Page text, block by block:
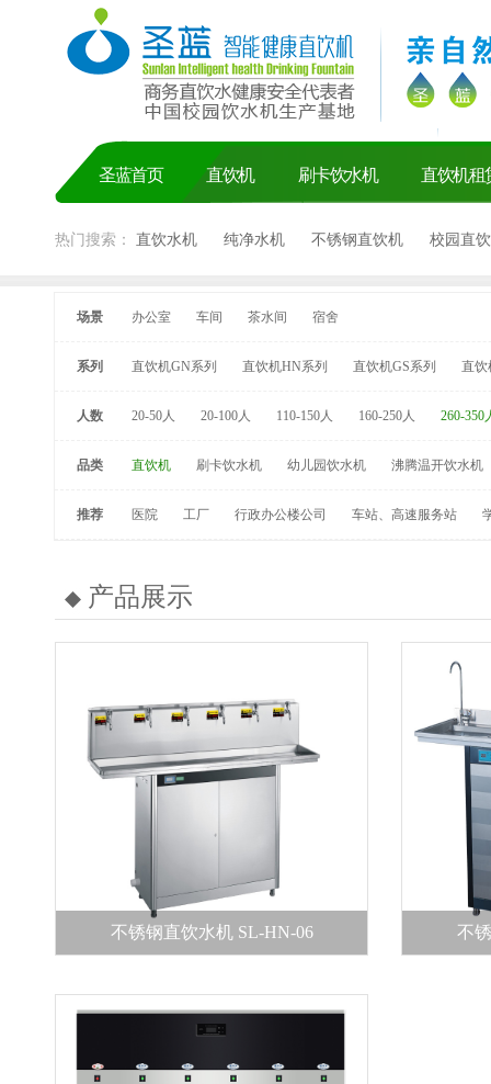
圣蓝首页 直饮机 刷卡饮水机 直饮机租
热门搜索： 直饮水机 纯净水机 不锈钢直饮机 校园直
场景 办公室 车间 茶水间 宿舍
系列 直饮机GN系列 直饮机HN系列 直饮机GS系列 直饮
人数 20-50人 20-100人 110-150人 160-250人 260-350
品类 直饮机 刷卡饮水机 幼儿园饮水机 沸腾温开饮水机
推荐 医院 工厂 行政办公楼公司 车站、高速服务站
产品展示
不锈钢直饮水机 SL-HN-06 不